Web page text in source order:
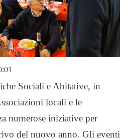
Sociali e Abitative, in
locali e le
numerose iniziative per
del nuovo anno. Gli eventi